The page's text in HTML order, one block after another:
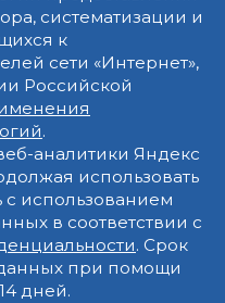
систематизации и
к
сети «Интернет»,
Российской
.
аналитики Яндекс
использовать
с использованием
в соответствии с
. Срок
при помощи
дней.